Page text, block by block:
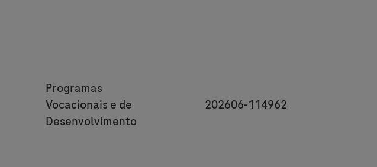
Category
Programas
Vocacionais e de
Desenvolvimento
JobId
202606-114962